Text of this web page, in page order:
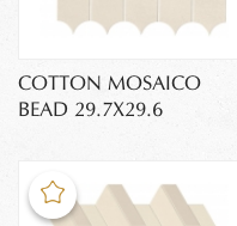
COTTON MOSAICO
BEAD 29.7X29.6